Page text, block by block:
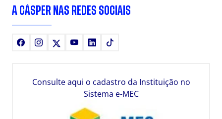
A CÁSPER NAS REDES SOCIAIS
FacebookInstagram YoutubeLinkedIn
Consulte aqui o cadastro da Instituição no
Sistema e-MEC